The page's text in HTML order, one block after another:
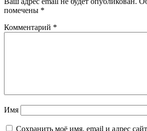
помечены *
Комментарий *
Имя
Сохранить моё имя, email и адрес